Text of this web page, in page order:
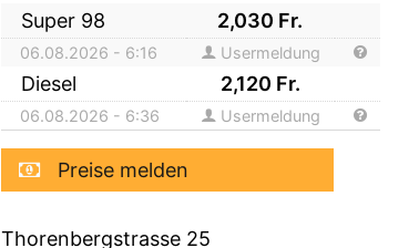
Super 98 2,030 Fr.
06.08.2026 - 6:16 Usermeldung
Diesel 2,120 Fr.
06.08.2026 - 6:36 Usermeldung
Preise melden
Thorenbergstrasse 25